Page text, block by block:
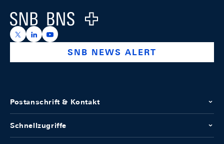
Logo
https://x.com/snb_bns
https://ch.linkedin.com/company/swiss-national-
https://www.youtube.com/@swissnationalbank
SNB NEWS ALERT
Postanschrift & Kontakt
Schnellzugriffe